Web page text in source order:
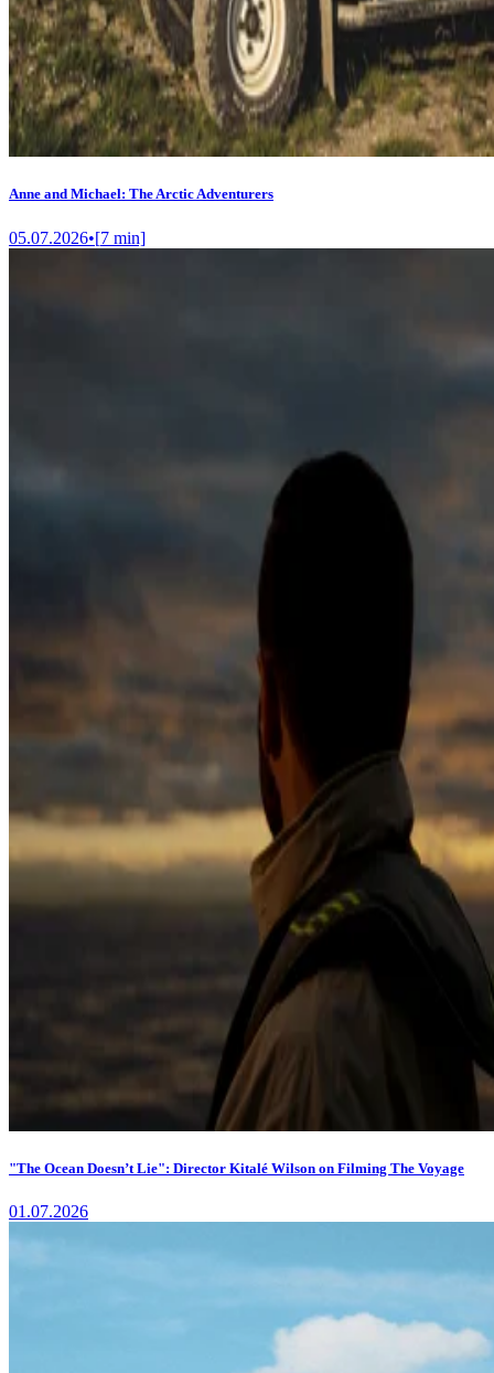
Anne and Michael: The Arctic Adventurers
05.07.2026•[7 min]
"The Ocean Doesn’t Lie": Director Kitalé Wilson on Filming The Voyage
01.07.2026